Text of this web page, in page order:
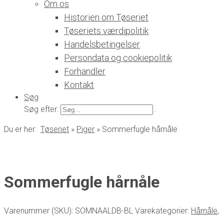
Om os
Historien om Tøseriet
Tøseriets værdipolitik
Handelsbetingelser
Persondata og cookiepolitik
Forhandler
Kontakt
Søg
Søg efter:
Du er her: Tøseriet » Piger » Sommerfugle hårnåle
Sommerfugle hårnåle
Varenummer (SKU): SOMNAALDB-BL Varekategorier: Hårnåle,